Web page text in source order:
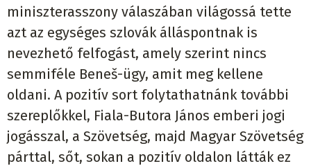
miniszterasszony válaszában világossá tette
azt az egységes szlovák álláspontnak is
nevezhető felfogást, amely szerint nincs
semmiféle Beneš-ügy, amit meg kellene
oldani. A pozitív sort folytathatnánk további
szereplőkkel, Fiala-Butora János emberi jogi
jogásszal, a Szövetség, majd Magyar Szövetség
párttal, sőt, sokan a pozitív oldalon látták ez